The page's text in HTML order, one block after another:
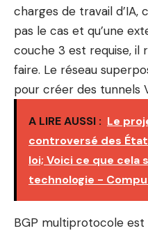
charges de travail d’IA,
pas le cas et qu’une
couche 3 est requise, il
faire. Le réseau
pour créer des tunnels
A LIRE AUSSI : Le
controversé des
loi; Voici ce que cela
technologie -
BGP multiprotocole est